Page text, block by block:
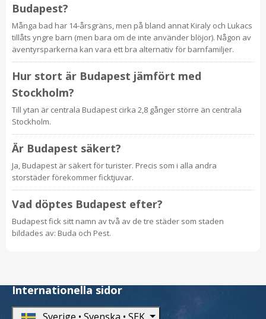
Budapest?
Många bad har 14-årsgräns, men på bland annat Kiraly och Lukacs
tillåts yngre barn (men bara om de inte använder blöjor). Någon av
äventyrsparkerna kan vara ett bra alternativ för barnfamiljer.
Hur stort är Budapest jämfört med
Stockholm?
Till ytan är centrala Budapest cirka 2,8 gånger större än centrala
Stockholm.
Är Budapest säkert?
Ja, Budapest är säkert för turister. Precis som i alla andra
storstäder förekommer ficktjuvar.
Vad döptes Budapest efter?
Budapest fick sitt namn av två av de tre städer som staden
bildades av: Buda och Pest.
Internationella sidor
Sverige • Svenska • SEK